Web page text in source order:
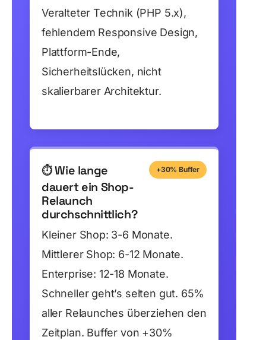
Veralteter Technik (PHP 5.x),
fehlendem Responsive Design,
Plattform-Ende,
Sicherheitslücken, nicht
skalierbarer Architektur.
+30% Buffer
⏱️Wie lange
dauert ein Shop-
Relaunch
durchschnittlich?
Kleiner Shop: 3-6 Monate.
Mittlerer Shop: 6-12 Monate.
Enterprise: 12-18 Monate.
Schneller geht’s selten gut. 65%
aller Relaunches überziehen den
Zeitplan. Buffer von +30%